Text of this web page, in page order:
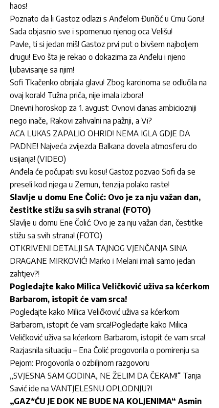
haos!
Poznato da li Gastoz odlazi s Anđelom Đuričić u Crnu Goru!
Sada objasnio sve i spomenuo njenog oca Velišu!
Pavle, ti si jedan miš! Gastoz prvi put o bivšem najboljem
drugu! Evo šta je rekao o dokazima za Anđelu i njeno
ljubavisanje sa njim!
Sofi Tkačenko obrijala glavu! Zbog karcinoma se odlučila na
ovaj korak! Tužna priča, nije imala izbora!
Dnevni horoskop za 1. avgust: Ovnovi danas ambiciozniji
nego inače, Rakovi zahvalni na pažnji, a Vi?
ACA LUKAS ZAPALIO OHRID! NEMA IGLA GDJE DA
PADNE! Najveća zvijezda Balkana dovela atmosferu do
usijanja! (VIDEO)
Anđela će počupati svu kosu! Gastoz pozvao Sofi da se
preseli kod njega u Zemun, tenzija polako raste!
Slavlje u domu Ene Čolić: Ovo je za nju važan dan,
čestitke stižu sa svih strana! (FOTO)
Slavlje u domu Ene Čolić: Ovo je za nju važan dan, čestitke
stižu sa svih strana! (FOTO)
OTKRIVENI DETALJI SA TAJNOG VJENČANJA SINA
DRAGANE MIRKOVIĆ! Marko i Melani imali samo jedan
zahtjev?!
Pogledajte kako Milica Veličković uživa sa kćerkom
Barbarom, istopit će vam srca!
Pogledajte kako Milica Veličković uživa sa kćerkom
Barbarom, istopit će vam srca!Pogledajte kako Milica
Veličković uživa sa kćerkom Barbarom, istopit će vam srca!
Razjasnila situaciju – Ena Čolić progovorila o pomirenju sa
Pejom: Progovorila o ozbiljnom razgovoru
„SVJESNA SAM GODINA, NE ŽELIM DA ČEKAM!“ Tanja
Savić ide na VANTJELESNU OPLODNJU?!
„GAZ*ĆU JE DOK NE BUDE NA KOLJENIMA“ Asmin